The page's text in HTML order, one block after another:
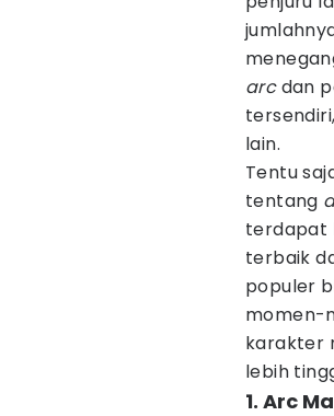
arcdan
lain.
Tentu
tentang
terdapat
terbaik
populer
momen-
karakter
lebih
1. Arc